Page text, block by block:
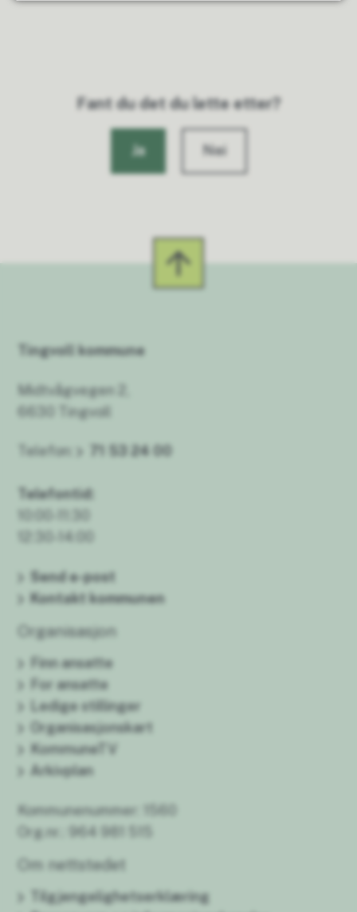
Fant du det du lette etter?
Ja Nei
Tingvoll kommune
Midtvågvegen 2,
6630 Tingvoll
Telefon: 71 53 24 00
Telefontid:
12:30-14:00
Send e-post
Kontakt kommunen
Organisasjon
Finn ansatte
For ansatte
Ledige stillinger
Organisasjonskart
KommuneTV
Arkivplan
Kommunenummer: 1560
Org.nr.: 964 981 515
Om nettstedet
Tilgjengelighetserklæring